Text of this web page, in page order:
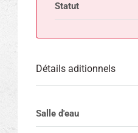
Statut
Détails aditionnels
Salle d'eau